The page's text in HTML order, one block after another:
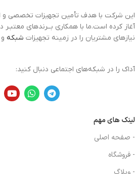
این شرکت با هدف تأمین تجهیزات تخصصی و
آغاز کرده است.ما با همکاری بــرندهای معتبـر
نیازهای مشتریان را در زمینه تجهیزات شبکه
آداک را در شبکه‌های اجتماعی دنبال کنید:
لینک های مهم
- صفحه اصلی
- فروشگاه